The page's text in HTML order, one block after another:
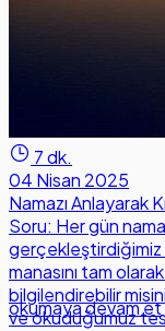
7 dk.
04 Nisan 2025
Namazı Anlayarak
Soru: Her gün
gerçekleştirdiğimiz
manasını tam
bilgilendirebilir
ve okuduğumuz
okumaya devam et